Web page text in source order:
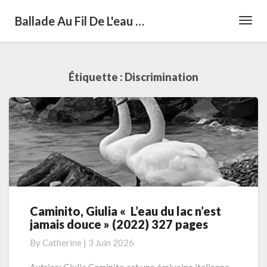
Ballade Au Fil De L'eau …
Étiquette : Discrimination
Caminito,
Giulia
L’eau
du
Caminito, Giulia « L’eau du lac n’est
jamais douce » (2022) 327 pages
By Catherine | 3 Juin 2026